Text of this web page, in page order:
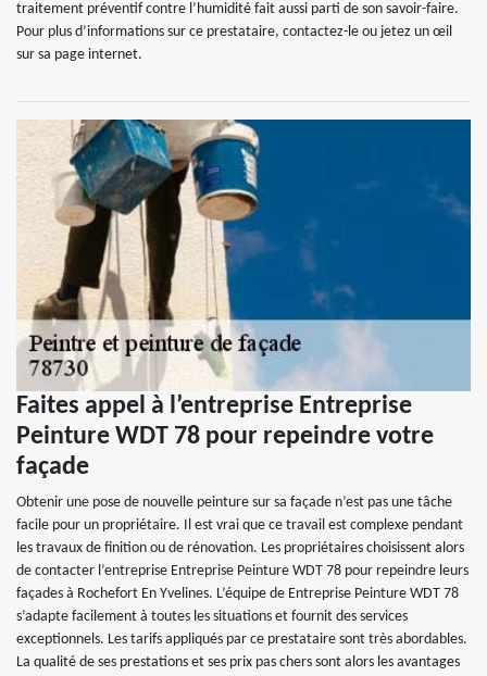
traitement préventif contre l’humidité fait aussi parti de son savoir-faire.
Pour plus d’informations sur ce prestataire, contactez-le ou jetez un œil
sur sa page internet.
Faites appel à l’entreprise Entreprise
Peinture WDT 78 pour repeindre votre
façade
Obtenir une pose de nouvelle peinture sur sa façade n’est pas une tâche
facile pour un propriétaire. Il est vrai que ce travail est complexe pendant
les travaux de finition ou de rénovation. Les propriétaires choisissent alors
de contacter l’entreprise Entreprise Peinture WDT 78 pour repeindre leurs
façades à Rochefort En Yvelines. L’équipe de Entreprise Peinture WDT 78
s’adapte facilement à toutes les situations et fournit des services
exceptionnels. Les tarifs appliqués par ce prestataire sont très abordables.
La qualité de ses prestations et ses prix pas chers sont alors les avantages